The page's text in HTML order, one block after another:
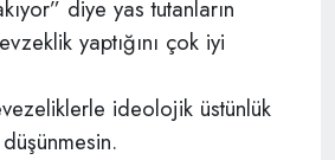
diye yas tutanların
yaptığını çok iyi
ideolojik üstünlük